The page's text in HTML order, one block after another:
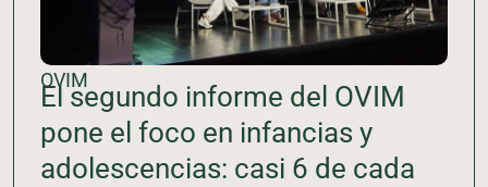
OVIM
El segundo informe del OVIM
pone el foco en infancias y
adolescencias: casi 6 de cada